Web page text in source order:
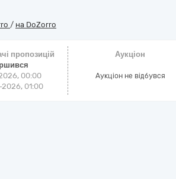
/ на DoZorro
пропозицій
00:00
01:00
Аукціон
Аукціон не відбувся